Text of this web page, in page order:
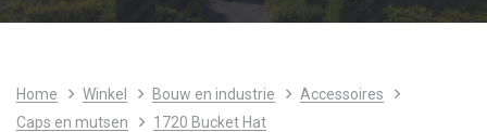
Home Winkel Bouw en industrie
Accessoires
Caps en mutsen
1720 Bucket Hat